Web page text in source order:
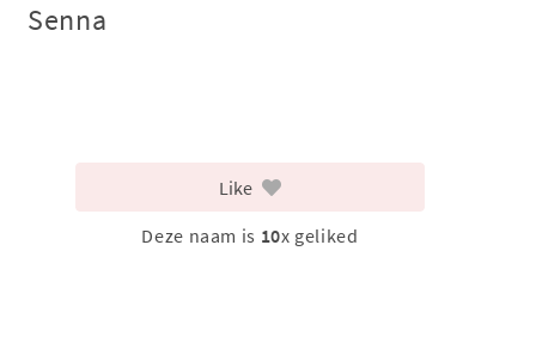
Senna
Like
Deze naam is 10x geliked